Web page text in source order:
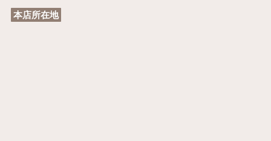
本店所在地